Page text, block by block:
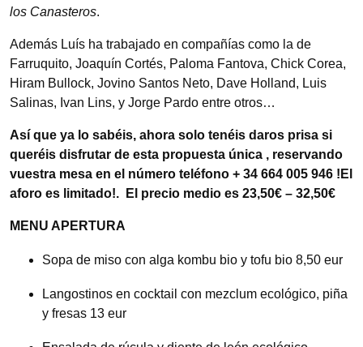
los Canasteros.
Además Luís ha trabajado en compañías como la de
Farruquito, Joaquín Cortés, Paloma Fantova, Chick Corea,
Hiram Bullock, Jovino Santos Neto, Dave Holland, Luis
Salinas, Ivan Lins, y Jorge Pardo entre otros…
Así que ya lo sabéis, ahora solo tenéis daros prisa si
queréis disfrutar de esta propuesta única , reservando
vuestra mesa en el número teléfono + 34 664 005 946 !El
aforo es limitado!.
El precio medio es 23,50€ – 32,50€
MENU APERTURA
Sopa de miso con alga kombu bio y tofu bio 8,50 eur
Langostinos en cocktail con mezclum ecológico, piña
y fresas 13 eur